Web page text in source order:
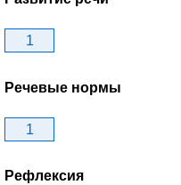
1
Речевые нормы
1
Рефлексия